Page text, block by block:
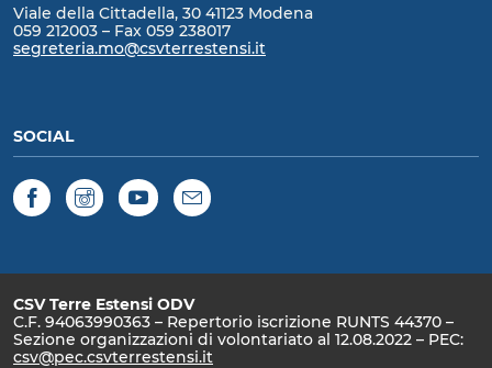
Viale della Cittadella, 30 41123 Modena
059 212003 – Fax 059 238017
segreteria.mo@csvterrestensi.it
SOCIAL
FacebookInstagramYouTube
CSV Terre Estensi ODV
C.F. 94063990363 – Repertorio iscrizione RUNTS 44370 –
Sezione organizzazioni di volontariato al 12.08.2022 – PEC:
csv@pec.csvterrestensi.it